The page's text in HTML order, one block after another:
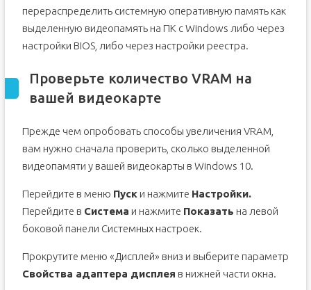
перераспределить системную оперативную память как
выделенную видеопамять на ПК с Windows либо через
настройки BIOS, либо через настройки реестра.
Проверьте количество VRAM на
вашей видеокарте
Прежде чем опробовать способы увеличения VRAM,
вам нужно сначала проверить, сколько выделенной
видеопамяти у вашей видеокарты в Windows 10.
Перейдите в меню Пуски нажмите Настройки.
Перейдите в Система и нажмите Показать на левой
боковой панели Системных настроек.
Прокрутите меню «Дисплей» вниз и выберите параметр
Свойства адаптера дисплея в нижней части окна.